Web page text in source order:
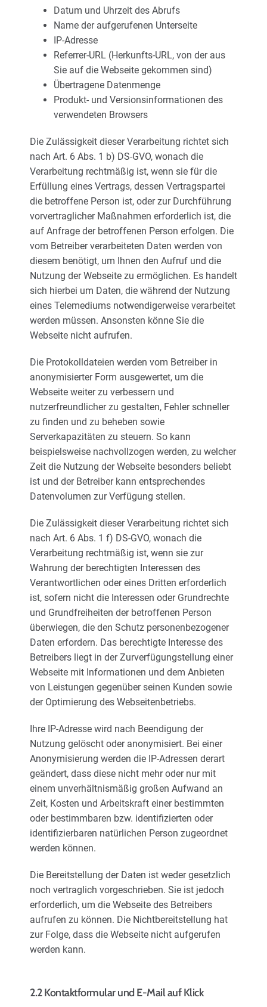
Datum und Uhrzeit des Abrufs
Name der aufgerufenen Unterseite
IP-Adresse
Referrer-URL (Herkunfts-URL, von der aus
Sie auf die Webseite gekommen sind)
Übertragene Datenmenge
Produkt- und Versionsinformationen des
verwendeten Browsers
Die Zulässigkeit dieser Verarbeitung richtet sich
nach Art. 6 Abs. 1 b) DS-GVO, wonach die
Verarbeitung rechtmäßig ist, wenn sie für die
Erfüllung eines Vertrags, dessen Vertragspartei
die betroffene Person ist, oder zur Durchführung
vorvertraglicher Maßnahmen erforderlich ist, die
auf Anfrage der betroffenen Person erfolgen. Die
vom Betreiber verarbeiteten Daten werden von
diesem benötigt, um Ihnen den Aufruf und die
Nutzung der Webseite zu ermöglichen. Es handelt
sich hierbei um Daten, die während der Nutzung
eines Telemediums notwendigerweise verarbeitet
werden müssen. Ansonsten könne Sie die
Webseite nicht aufrufen.
Die Protokolldateien werden vom Betreiber in
anonymisierter Form ausgewertet, um die
Webseite weiter zu verbessern und
nutzerfreundlicher zu gestalten, Fehler schneller
zu finden und zu beheben sowie
Serverkapazitäten zu steuern. So kann
beispielsweise nachvollzogen werden, zu welcher
Zeit die Nutzung der Webseite besonders beliebt
ist und der Betreiber kann entsprechendes
Datenvolumen zur Verfügung stellen.
Die Zulässigkeit dieser Verarbeitung richtet sich
nach Art. 6 Abs. 1 f) DS-GVO, wonach die
Verarbeitung rechtmäßig ist, wenn sie zur
Wahrung der berechtigten Interessen des
Verantwortlichen oder eines Dritten erforderlich
ist, sofern nicht die Interessen oder Grundrechte
und Grundfreiheiten der betroffenen Person
überwiegen, die den Schutz personenbezogener
Daten erfordern. Das berechtigte Interesse des
Betreibers liegt in der Zurverfügungstellung einer
Webseite mit Informationen und dem Anbieten
von Leistungen gegenüber seinen Kunden sowie
der Optimierung des Webseitenbetriebs.
Ihre IP-Adresse wird nach Beendigung der
Nutzung gelöscht oder anonymisiert. Bei einer
Anonymisierung werden die IP-Adressen derart
geändert, dass diese nicht mehr oder nur mit
einem unverhältnismäßig großen Aufwand an
Zeit, Kosten und Arbeitskraft einer bestimmten
oder bestimmbaren bzw. identifizierten oder
identifizierbaren natürlichen Person zugeordnet
werden können.
Die Bereitstellung der Daten ist weder gesetzlich
noch vertraglich vorgeschrieben. Sie ist jedoch
erforderlich, um die Webseite des Betreibers
aufrufen zu können. Die Nichtbereitstellung hat
zur Folge, dass die Webseite nicht aufgerufen
werden kann.
2.2 Kontaktformular und E-Mail auf Klick